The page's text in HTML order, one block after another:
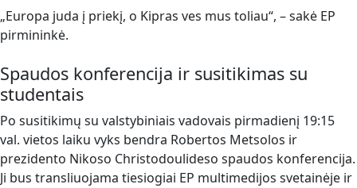
„Europa juda į priekį, o Kipras ves mus toliau“, – sakė EP
pirmininkė.
Spaudos konferencija ir susitikimas su
studentais
Po susitikimų su valstybiniais vadovais pirmadienį 19:15
val. vietos laiku vyks bendra Robertos Metsolos ir
prezidento Nikoso Christodoulideso spaudos konferencija.
Ji bus transliuojama tiesiogiai EP multimedijos svetainėje ir